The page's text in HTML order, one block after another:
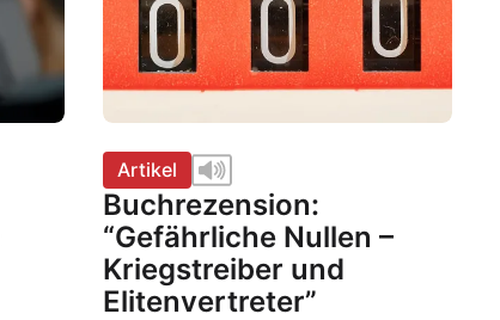
Artikel
Buchrezension:
“Gefährliche Nullen –
Kriegstreiber und
Elitenvertreter”